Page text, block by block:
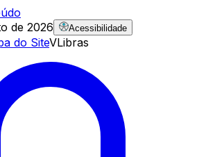
de 2026
Acessibilidade
do SiteVLibras